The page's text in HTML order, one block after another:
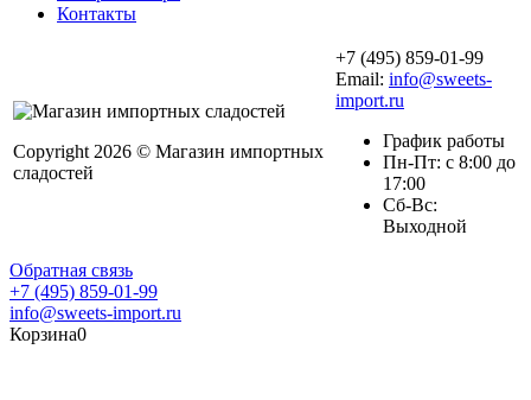
Контакты
Copyright 2026 © Магазин импортных
сладостей
+7 (495) 859-01-99
Email: info@sweets-
import.ru
График работы
Пн-Пт: с 8:00 до
17:00
Сб-Вс:
Выходной
Обратная связь
+7 (495) 859-01-99
info@sweets-import.ru
Корзина0